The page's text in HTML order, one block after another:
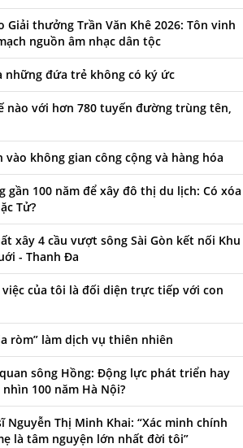
Giải thưởng Trần Văn Khê 2026: Tôn vinh
nguồn âm nhạc dân tộc
những đứa trẻ không có ký ức
nào với hơn 780 tuyến đường trùng tên,
vào không gian công cộng và hàng hóa
gần 100 năm để xây đô thị du lịch: Có xóa
Tử?
xây 4 cầu vượt sông Sài Gòn kết nối Khu
- Thanh Đa
việc của tôi là đối diện trực tiếp với con
ròm” làm dịch vụ thiên nhiên
sông Hồng: Động lực phát triển hay
100 năm Hà Nội?
Nguyễn Thị Minh Khai: “Xác minh chính
là tâm nguyện lớn nhất đời tôi”